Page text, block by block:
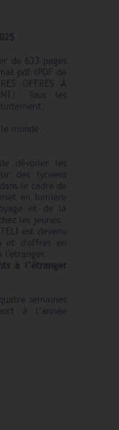
de 633 pages
pdf (PDF de
OFFRES À
Tous les
monde.
dévoiler les
des lycéens
le cadre de
en lumière
et de la
les jeunes.
est devenu
et d'offres en
l'étranger.
à l’étranger
semaines
à l’année